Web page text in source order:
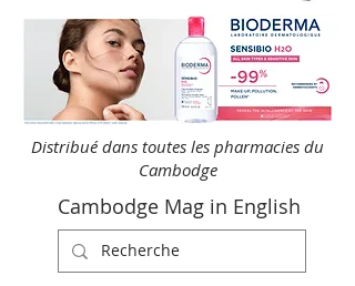
Distribué dans toutes les pharmacies du
Cambodge
Cambodge Mag in English